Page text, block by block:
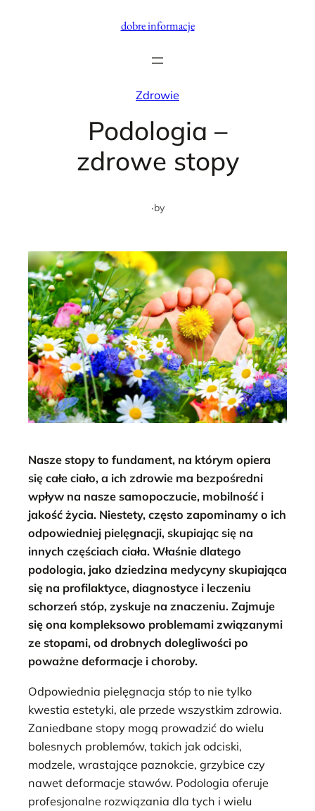
dobre informacje
Zdrowie
Podologia –
zdrowe stopy
·by
Nasze stopy to fundament, na którym opiera
się całe ciało, a ich zdrowie ma bezpośredni
wpływ na nasze samopoczucie, mobilność i
jakość życia. Niestety, często zapominamy o ich
odpowiedniej pielęgnacji, skupiając się na
innych częściach ciała. Właśnie dlatego
podologia, jako dziedzina medycyny skupiająca
się na profilaktyce, diagnostyce i leczeniu
schorzeń stóp, zyskuje na znaczeniu. Zajmuje
się ona kompleksowo problemami związanymi
ze stopami, od drobnych dolegliwości po
poważne deformacje i choroby.
Odpowiednia pielęgnacja stóp to nie tylko
kwestia estetyki, ale przede wszystkim zdrowia.
Zaniedbane stopy mogą prowadzić do wielu
bolesnych problemów, takich jak odciski,
modzele, wrastające paznokcie, grzybice czy
nawet deformacje stawów. Podologia oferuje
profesjonalne rozwiązania dla tych i wielu